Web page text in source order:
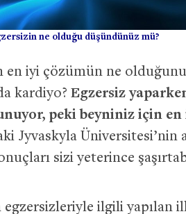
ne olduğu düşündünüz mü?
en iyi çözümün ne
kardiyo? Egzersiz
peki beyniniz için en
Jyvaskyla Üniversitesi’nin
sizi yeterince
ilgili yapılan